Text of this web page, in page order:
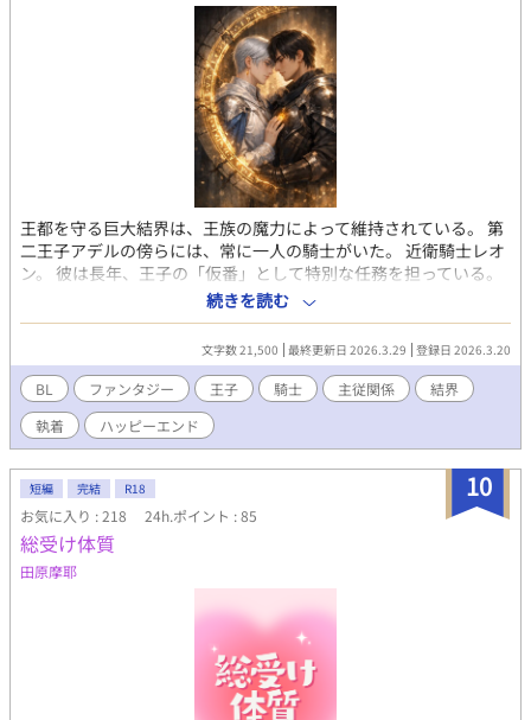
王都を守る巨大結界は、王族の魔力によって維持されている。 第
二王子アデルの傍らには、常に一人の騎士がいた。 近衛騎士レオ
ン。 彼は長年、王子の「仮番」として特別な任務を担っている。
しかし王子は、他国の王女との正式な番契約が決まってしまっ
た。 仮番の役目は、そこで終わるはずだった。 だが結界塔で行わ
れる儀式の中で、 二人の関係は次第に変わり始める。 王族と騎
士。 主と臣下。 越えてはならない境界を前にしても、 王子は騎士
の手を取る。 「共に立て」 ※オメガバースではありません ※ふん
わり読んでください ※なんでも許せる方向け ※イラストは
ChatGPTさん
続きを読む
文字数 21,500 最終更新日 2026.3.29 登録日 2026.3.20
BL ファンタジー 王子 騎士 主従関係
結界
執着
ハッピーエンド
10
短編 完結 R18
お気に入り : 218 24h.ポイント : 85
総受け体質
田原摩耶